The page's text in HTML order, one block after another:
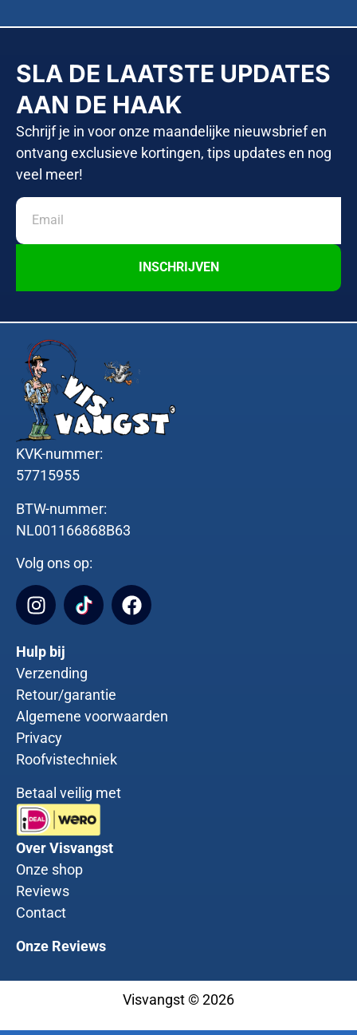
SLA DE LAATSTE UPDATES
AAN DE HAAK
Schrijf je in voor onze maandelijke nieuwsbrief en
ontvang exclusieve kortingen, tips updates en nog
veel meer!
INSCHRIJVEN
KVK-nummer:
57715955
BTW-nummer:
NL001166868B63
Volg ons op:
Hulp bij
Verzending
Retour/garantie
Algemene voorwaarden
Privacy
Roofvistechniek
Betaal veilig met
Over Visvangst
Onze shop
Reviews
Contact
Onze Reviews
Visvangst © 2026